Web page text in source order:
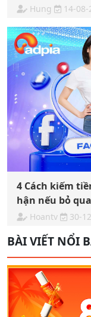
Hung 14-08-
4 Cách kiếm
hận nếu bỏ qua
Hoantv 30-
BÀI VIẾT NỔI